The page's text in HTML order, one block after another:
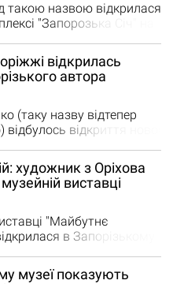
такою назвою відкрилася
"Запорозька Січ" на
"Хортиця" та дитячі
козака. Про це
ОДА. Картинами із
прикрашали…
відкрилась
автора
(таку назву відтепер
відкриття нової
митця Івана
Запорізької
дизайнер Іван
у 1992 році. Хотів
художник з Оріхова
виставці
"Майбутнє
в Запорізькому
5-го мистецького
музеї показують